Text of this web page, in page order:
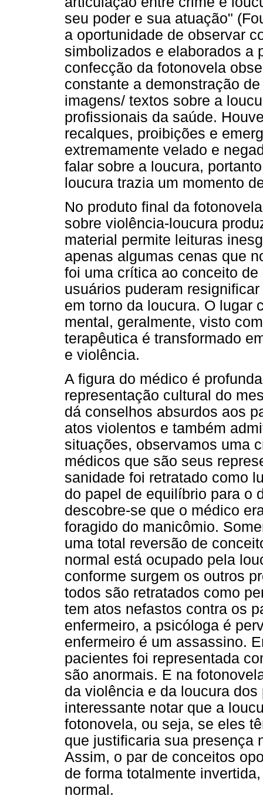
seu poder e sua atuação"
a oportunidade de observar
simbolizados e elaborados a
confecção da fotonovela
constante a demonstração
imagens/ textos sobre a
profissionais da saúde.
recalques, proibições e
extremamente velado e
falar sobre a loucura,
loucura trazia um momento
No produto final da
sobre violência-loucura
material permite leituras
apenas algumas cenas que
foi uma crítica ao conceito
usuários puderam
em torno da loucura. O lugar
mental, geralmente, visto
terapêutica é transformado
e violência.
A figura do médico é
representação cultural do
dá conselhos absurdos aos
atos violentos e também
situações, observamos uma
médicos que são seus
sanidade foi retratado como
do papel de equilíbrio para o
descobre-se que o médico
foragido do manicômio.
uma total reversão de
normal está ocupado pela
conforme surgem os outros
todos são retratados como
tem atos nefastos contra os
enfermeiro, a psicóloga é
enfermeiro é um assassino.
pacientes foi representada
são anormais. E na
da violência e da loucura
interessante notar que a
fotonovela, ou seja, se eles
que justificaria sua presença
Assim, o par de conceitos
de forma totalmente
normal.